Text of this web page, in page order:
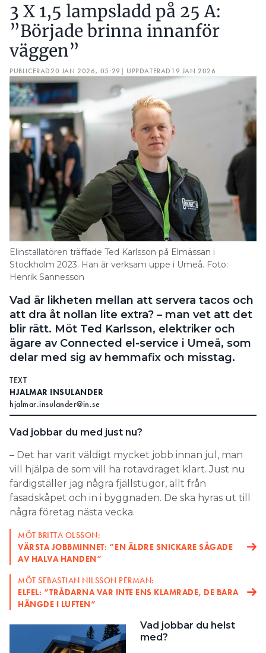
3 X 1,5 lampsladd på 25 A:
”Började brinna innanför
väggen”
PUBLICERAD20 JAN 2026, 05:29 | UPPDATERAD 19 JAN 2026
Elinstallatören träffade Ted Karlsson på Elmässan i
Stockholm 2023. Han är verksam uppe i Umeå. Foto:
Henrik Sannesson
Vad är likheten mellan att servera tacos och
att dra åt nollan lite extra? – man vet att det
blir rätt. Möt Ted Karlsson, elektriker och
ägare av Connected el-service i Umeå, som
delar med sig av hemmafix och misstag.
TEXT
HJALMAR INSULANDER
hjalmar.insulander@in.se
Vad jobbar du med just nu?
– Det har varit väldigt mycket jobb innan jul, man
vill hjälpa de som vill ha rotavdraget klart. Just nu
färdigställer jag några fjällstugor, allt från
fasadskåpet och in i byggnaden. De ska hyras ut till
några företag nästa vecka.
MÖT BRITTA OLSSON:
VÄRSTA JOBBMINNET: ”EN ÄLDRE SNICKARE SÅGADE
AV HALVA HANDEN”
MÖT SEBASTIAN NILSSON PERMAN:
ELFEL: ”TRÅDARNA VAR INTE ENS KLAMRADE, DE BARA
HÄNGDE I LUFTEN”
Vad jobbar du helst
med?